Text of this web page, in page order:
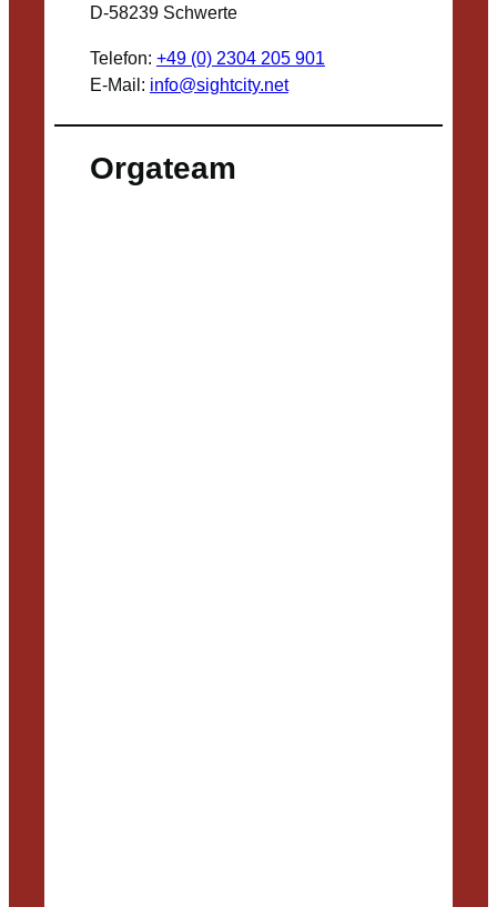
D-58239 Schwerte
Telefon: +49 (0) 2304 205 901
E-Mail: info@sightcity.net
Orgateam